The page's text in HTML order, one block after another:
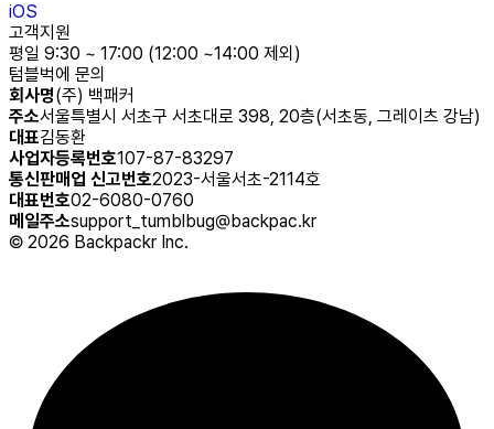
iOS
고객지원
평일 9:30 ~ 17:00 (12:00 ~14:00 제외)
텀블벅에 문의
회사명(주) 백패커
주소서울특별시 서초구 서초대로 398, 20층(서초동, 그레이츠 강남)
대표김동환
사업자등록번호107-87-83297
통신판매업 신고번호2023-서울서초-2114호
대표번호02-6080-0760
메일주소support_tumblbug@backpac.kr
© 2026 Backpackr Inc.